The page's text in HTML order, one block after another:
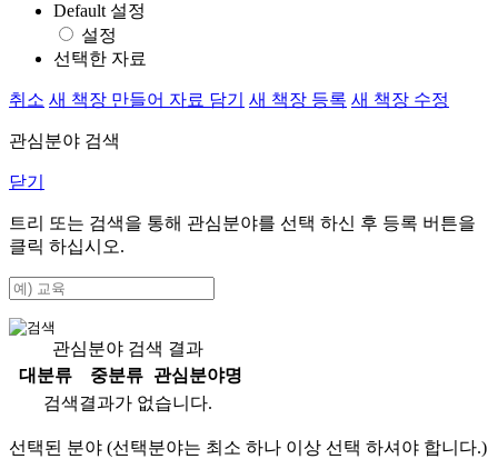
Default 설정
설정
선택한 자료
취소 새 책장 만들어 자료 담기 새 책장 등록 새 책장 수정
관심분야 검색
닫기
트리 또는 검색을 통해 관심분야를 선택 하신 후 등록 버튼을
클릭 하십시오.
관심분야 검색 결과
대분류
중분류
관심분야명
검색결과가 없습니다.
선택된 분야 (선택분야는 최소 하나 이상 선택 하셔야 합니다.)